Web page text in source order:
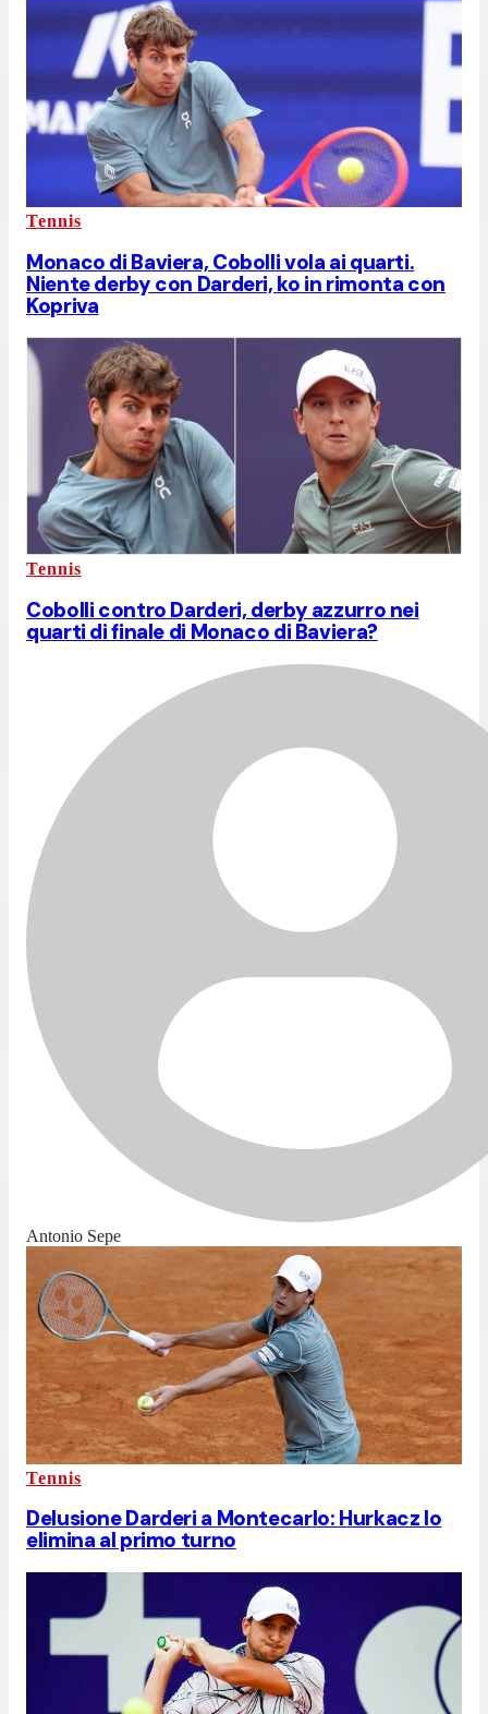
Tennis
Monaco di Baviera, Cobolli vola ai quarti.
Niente derby con Darderi, ko in rimonta con
Kopriva
Tennis
Cobolli contro Darderi, derby azzurro nei
quarti di finale di Monaco di Baviera?
Antonio Sepe
Tennis
Delusione Darderi a Montecarlo: Hurkacz lo
elimina al primo turno